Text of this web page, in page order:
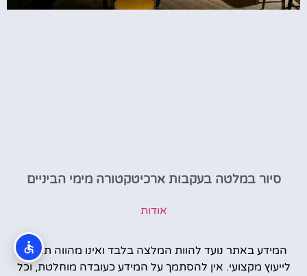
סיור במלטה בעקבות ארכיטקטורה מימי הביניים
אודות
המידע באתר נועד להוות המלצה בלבד ואינו מהווה תחליף
לייעוץ מקצועי. אין להסתמך על המידע כעובדה מוחלטת, וכל